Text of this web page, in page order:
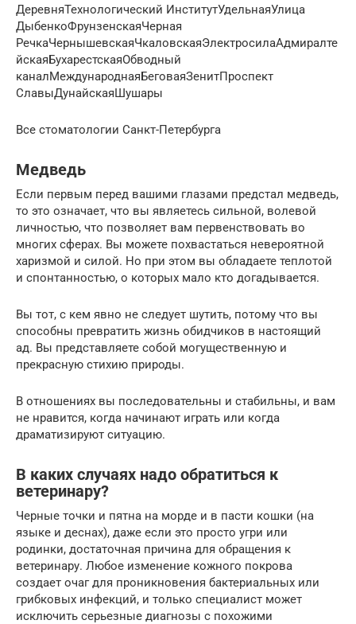
ДеревняТехнологический ИнститутУдельнаяУлица
ДыбенкоФрунзенскаяЧерная
РечкаЧернышевскаяЧкаловскаяЭлектросилаАдмиралте
йскаяБухарестскаяОбводный
каналМеждународнаяБеговаяЗенитПроспект
СлавыДунайскаяШушары
Все стоматологии Санкт-Петербурга
Медведь
Если первым перед вашими глазами предстал медведь,
то это означает, что вы являетесь сильной, волевой
личностью, что позволяет вам первенствовать во
многих сферах. Вы можете похвастаться невероятной
харизмой и силой. Но при этом вы обладаете теплотой
и спонтанностью, о которых мало кто догадывается.
Вы тот, с кем явно не следует шутить, потому что вы
способны превратить жизнь обидчиков в настоящий
ад. Вы представляете собой могущественную и
прекрасную стихию природы.
В отношениях вы последовательны и стабильны, и вам
не нравится, когда начинают играть или когда
драматизируют ситуацию.
В каких случаях надо обратиться к
ветеринару?
Черные точки и пятна на морде и в пасти кошки (на
языке и деснах), даже если это просто угри или
родинки, достаточная причина для обращения к
ветеринару. Любое изменение кожного покрова
создает очаг для проникновения бактериальных или
грибковых инфекций, и только специалист может
исключить серьезные диагнозы с похожими